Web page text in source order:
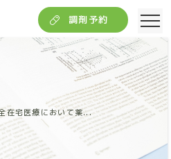
調剤予約
在宅医療において薬...